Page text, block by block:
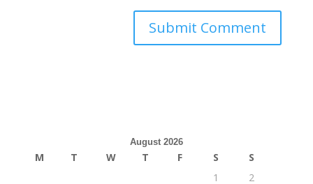
August 2026
M T W T F S
S
1
2